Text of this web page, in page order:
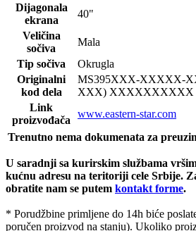
Dijagonala
ekrana
40"
Veličina
sočiva
Mala
Tip sočiva
Okrugla
Originalni
kod dela
MS395XXX-XXXXX-
XXX) XXXXXXXXXX
Link
proizvođača
www.eastern-star.com
Trenutno nema dokumenata za
U saradnji sa kurirskim službama
kućnu adresu na teritoriji cele Srbije.
obratite nam se putem kontakt forme.
* Porudžbine primljene do 14h biće
poručen proizvod na stanju). Ukoliko